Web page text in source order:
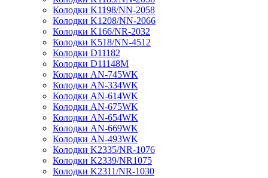
Колодки K1198/NN-2058
Колодки K1208/NN-2066
Колодки K166/NR-2032
Колодки K518/NN-4512
Колодки D11182
Колодки D11148M
Колодки AN-745WK
Колодки AN-334WK
Колодки AN-614WK
Колодки AN-675WK
Колодки AN-654WK
Колодки AN-669WK
Колодки AN-493WK
Колодки K2335/NR-1076
Колодки K2339/NR1075
Колодки K2311/NR-1030